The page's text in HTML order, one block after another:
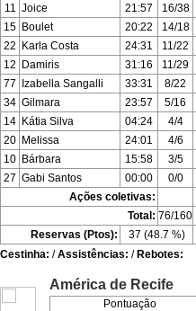
11 Joice 21:57 16/38
15 Boulet 20:22 14/18
22
Karla Costa 24:31 11/22
12
Damiris 31:16 11/29
77
Izabella Sangalli 33:31 8/22
34 Gilmara 23:57 5/16
14 Kátia Silva 04:24 4/4
20 Melissa 24:01 4/6
10 Bárbara 15:58 3/5
27 Gabi Santos 00:00 0/0
Ações coletivas:
Total: 76/160
Reservas (Ptos):
37 (48.7 %)
Cestinha: /Assistências: / Rebotes:
América de Recife
Pontuação